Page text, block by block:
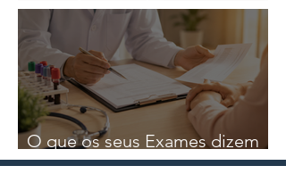
iniciar qualquer Estratégia
Nutricional
O que os seus Exames dizem
sobre a sua Saúde?